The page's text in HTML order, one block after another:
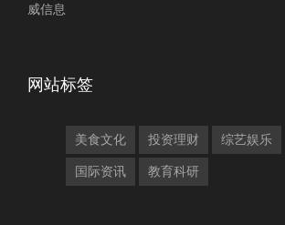
威信息
网站标签
美食文化 投资理财 综艺娱乐
国际资讯 教育科研